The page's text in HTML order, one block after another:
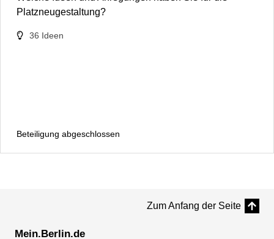
Platzneugestaltung?
36 Ideen
Beteiligung abgeschlossen
Zum Anfang der Seite
Mein.Berlin.de